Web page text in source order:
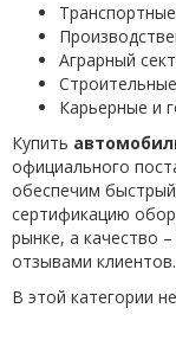
Аграрный
Карьерные и
Купить
официального
обеспечим
сертификацию
рынке, а качество
отзывами клиентов.
В этой категории